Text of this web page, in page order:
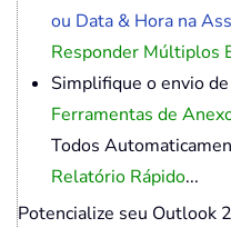
ou Data & Hora na
Responder Múltiplos
Simplifique o envio
Ferramentas de
Todos
Relatório Rápido...
Potencialize seu